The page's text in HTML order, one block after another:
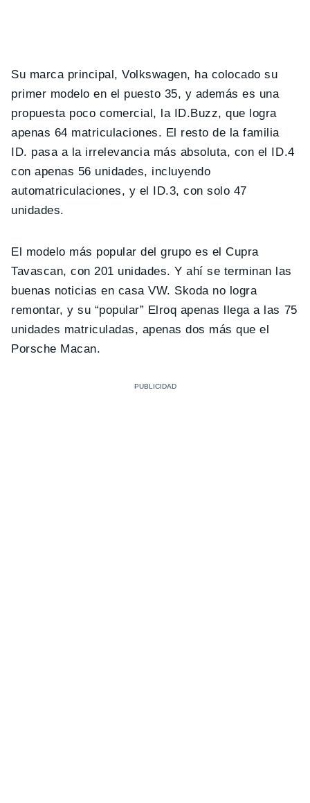
Su marca principal, Volkswagen, ha colocado su
primer modelo en el puesto 35, y además es una
propuesta poco comercial, la ID.Buzz, que logra
apenas 64 matriculaciones. El resto de la familia
ID. pasa a la irrelevancia más absoluta, con el ID.4
con apenas 56 unidades, incluyendo
automatriculaciones, y el ID.3, con solo 47
unidades.
El modelo más popular del grupo es el Cupra
Tavascan, con 201 unidades. Y ahí se terminan las
buenas noticias en casa VW. Skoda no logra
remontar, y su “popular” Elroq apenas llega a las 75
unidades matriculadas, apenas dos más que el
Porsche Macan.